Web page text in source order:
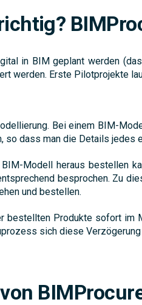
in BIM geplant werden
werden. Erste Pilotprojekte
Bei einem BIM-
dass man die Details jedes
Modell heraus bestellen
besprochen. Zu
und bestellen.
bestellten Produkte sofort
sich diese